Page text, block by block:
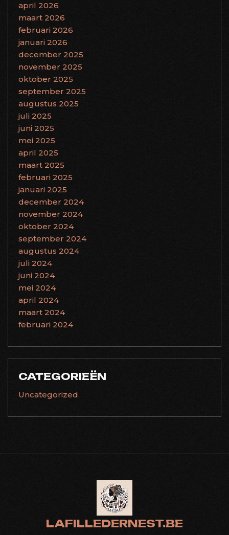
april 2026
maart 2026
februari 2026
januari 2026
december 2025
november 2025
oktober 2025
september 2025
augustus 2025
juli 2025
juni 2025
mei 2025
april 2025
maart 2025
februari 2025
januari 2025
december 2024
november 2024
oktober 2024
september 2024
augustus 2024
juli 2024
juni 2024
mei 2024
april 2024
maart 2024
februari 2024
CATEGORIEËN
Uncategorized
LAFILLEDERNEST.BE